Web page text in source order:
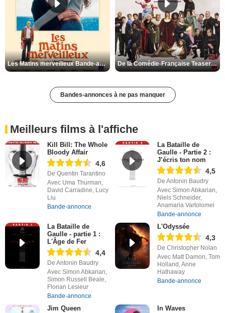
Les Matins merveilleux Bande-annonce VF De la Comédie-Française Teaser VF
Bandes-annonces à ne pas manquer
Meilleurs films à l'affiche
Kill Bill: The Whole
Bloody Affair
4,6
De Quentin Tarantino
Avec Uma Thurman,
David Carradine, Lucy
Liu
Bande-annonce
La Bataille de
Gaulle - Partie 2 :
J’écris ton nom
4,5
De Antonin Baudry
Avec Simon Abkarian,
Niels Schneider,
Anamaria Vartolomei
Bande-annonce
La Bataille de
Gaulle - partie 1 :
L'Âge de Fer
4,4
De Antonin Baudry
Avec Simon Abkarian,
Simon Russell Beale,
Florian Lesieur
Bande-annonce
L'Odyssée
4,3
De Christopher Nolan
Avec Matt Damon, Tom
Holland, Anne
Hathaway
Bande-annonce
Jim Queen In Waves